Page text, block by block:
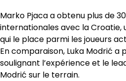
Marko Pjaca a obtenu plus de
internationales avec la
qui le place parmi les joueurs
En comparaison, Luka Modrić a
soulignant l’expérience et le
Modrić sur le terrain.